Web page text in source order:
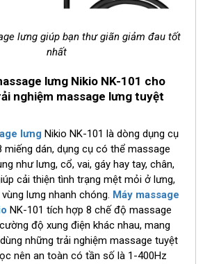
lưng giúp bạn thư giãn giảm đau tốt
nhất
lưng Nikio NK-101 cho
nghiệm massage lưng tuyệt
lưng Nikio NK-101 là dòng dụng cụ
miếng dán, dụng cụ có thể massage
như lưng, cổ, vai, gáy hay tay, chân,
cải thiện tình trạng mệt mỏi ở lưng,
lưng nhanh chóng. Máy massage
NK-101 tích hợp 8 chế độ massage
độ xung điện khác nhau, mang
những trải nghiệm massage tuyệt
nên an toàn có tần số là 1-400Hz